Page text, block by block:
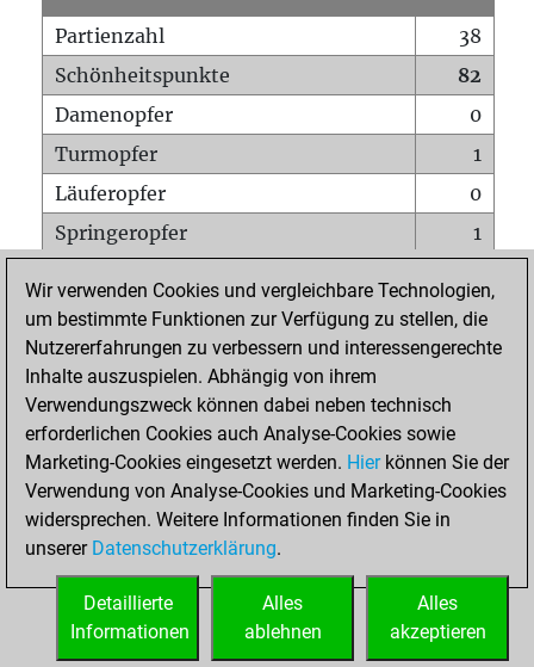
Partienzahl
38
Schönheitspunkte
82
Damenopfer
0
Turmopfer
1
Läuferopfer
0
Springeropfer
1
Matt auf vollem Brett
0
Bauer setzt Matt
0
Erstickte Matts
Unterverwandlungen
Türme auf der siebten
0
STARTSEITE
Wir verwenden Cookies und vergleichbare Technologien,
um bestimmte Funktionen zur Verfügung zu stellen, die
Nutzererfahrungen zu verbessern und interessengerechte
Inhalte auszuspielen. Abhängig von ihrem
Verwendungszweck können dabei neben technisch
erforderlichen Cookies auch Analyse-Cookies sowie
Marketing-Cookies eingesetzt werden. Hierkönnen Sie der
Verwendung von Analyse-Cookies und Marketing-Cookies
widersprechen. Weitere Informationen finden Sie in
unserer Datenschutzerklärung.
Alles
akzeptieren
Alles
ablehnen
Detaillierte
Informationen